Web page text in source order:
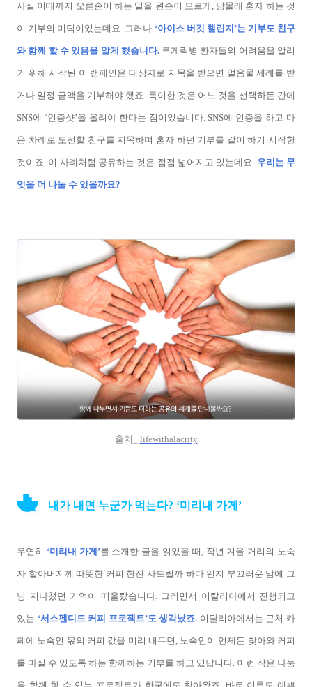
사실 이때까지 오른손이 하는 일을 왼손이 모르게, 남몰래 혼자 하는 것
이 기부의 미덕이었는데요. 그러나 ‘아이스 버킷 챌린지’는 기부도 친구
와 함께 할 수 있음을 알게 했습니다.루게릭병 환자들의 어려움을 알리
기 위해 시작된 이 캠페인은 대상자로 지목을 받으면 얼음물 세례를 받
거나 일정 금액을 기부해야 했죠. 특이한 것은 어느 것을 선택하든 간에
SNS에 ‘인증샷’을 올려야 한다는 점이었습니다. SNS에 인증을 하고 다
음 차례로 도전할 친구를 지목하며 혼자 하던 기부를 같이 하기 시작한
것이죠. 이 사례처럼 공유하는 것은 점점 넓어지고 있는데요. 우리는 무
엇을 더 나눌 수 있을까요?
출처_ lifewithalacrity
내가 내면 누군가 먹는다? ‘미리내 가게’
우연히 ‘미리내 가게’를 소개한 글을 읽었을 때, 작년 겨울 거리의 노숙
자 할아버지께 따뜻한 커피 한잔 사드릴까 하다 왠지 부끄러운 맘에 그
냥 지나쳤던 기억이 떠올랐습니다. 그러면서 이탈리아에서 진행되고
있는 ‘서스펜디드 커피 프로젝트’도 생각났죠. 이탈리아에서는 근처 카
페에 노숙인 몫의 커피 값을 미리 내두면, 노숙인이 언제든 찾아와 커피
를 마실 수 있도록 하는 함께하는 기부를 하고 있답니다. 이런 작은 나눔